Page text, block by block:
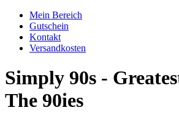
Mein Bereich
Gutschein
Kontakt
Versandkosten
Simply 90s -
The 90ies